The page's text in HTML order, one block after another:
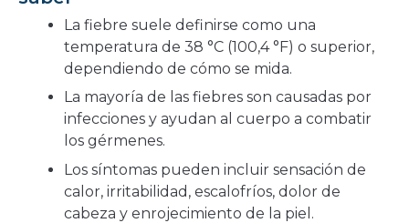
La fiebre suele definirse como una
temperatura de 38 °C (100,4 °F) o superior,
dependiendo de cómo se mida.
La mayoría de las fiebres son causadas por
infecciones y ayudan al cuerpo a combatir
los gérmenes.
Los síntomas pueden incluir sensación de
calor, irritabilidad, escalofríos, dolor de
cabeza y enrojecimiento de la piel.